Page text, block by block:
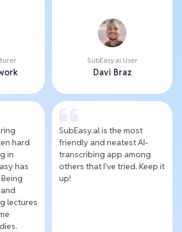
SubEasy.ai User
Davi Braz
hard
in
has
lectures
SubEasy.al is the most
friendly and neatest AI-
transcribing app among
others that I've tried. Keep it
up!